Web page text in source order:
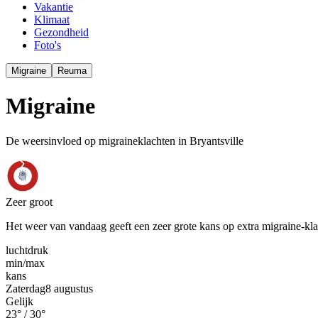
Vakantie
Klimaat
Gezondheid
Foto's
Migraine Reuma
Migraine
De weersinvloed op migraineklachten in Bryantsville
Zeer groot
Het weer van vandaag geeft een zeer grote kans op extra migraine-
luchtdruk
min/max
kans
Zaterdag8 augustus
Gelijk
23° /30°